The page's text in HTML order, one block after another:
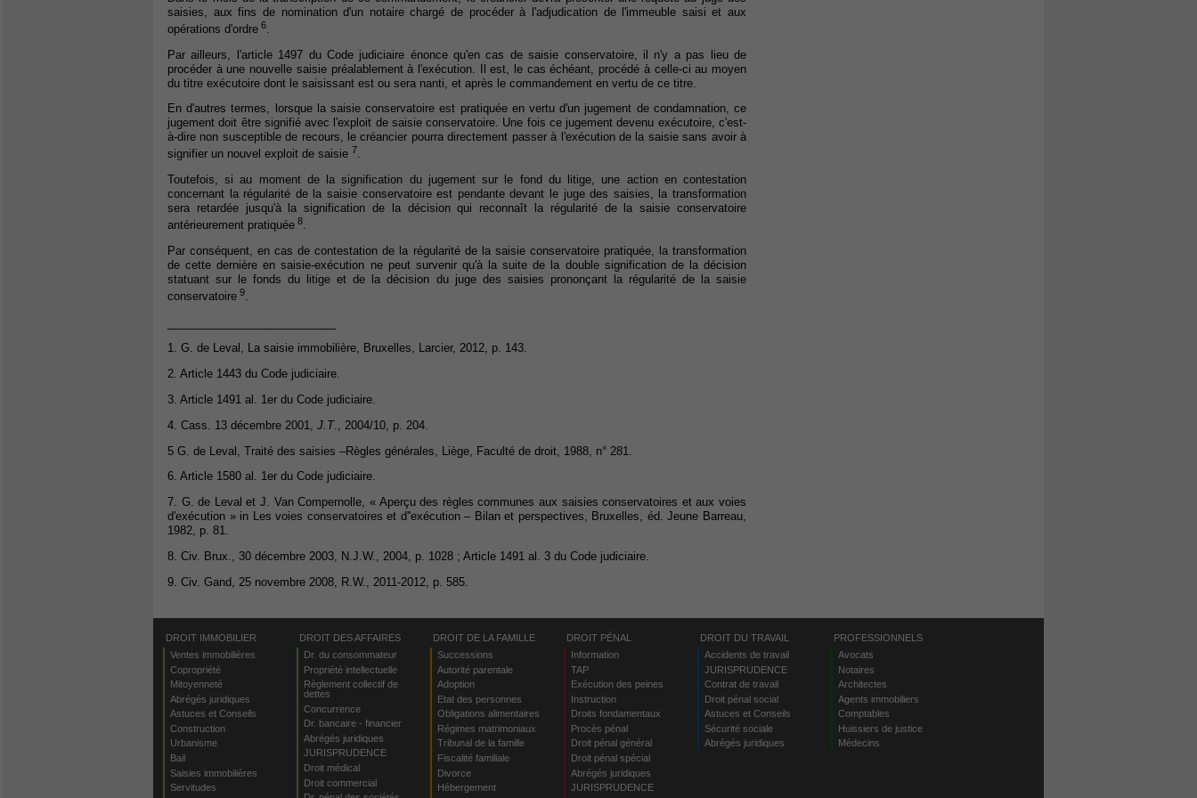
saisies, aux fins de nomination d'un notaire chargé de procéder à l'adjudication de l'immeuble saisi et aux
opérations d'ordre 6
Par ailleurs, l'article 1497 du Code judiciaire énonce qu'en cas de saisie conservatoire, il n'y a pas lieu de
procéder à une nouvelle saisie préalablement à l'exécution. Il est, le cas échéant, procédé à celle-ci au moyen
du titre exécutoire dont le saisissant est ou sera nanti, et après le commandement en vertu de ce titre.
En d'autres termes, lorsque la saisie conservatoire est pratiquée en vertu d'un jugement de condamnation, ce
jugement doit être signifié avec l'exploit de saisie conservatoire. Une fois ce jugement devenu exécutoire, c'est-
à-dire non susceptible de recours, le créancier pourra directement passer à l'exécution de la saisie sans avoir à
signifier un nouvel exploit de saisie 7.
Toutefois, si au moment de la signification du jugement sur le fond du litige, une action en contestation
concernant la régularité de la saisie conservatoire est pendante devant le juge des saisies, la transformation
sera retardée jusqu'à la signification de la décision qui reconnaît la régularité de la saisie conservatoire
antérieurement pratiquée 8.
Par conséquent, en cas de contestation de la régularité de la saisie conservatoire pratiquée, la transformation
de cette dernière en saisie-exécution ne peut survenir qu'à la suite de la double signification de la décision
statuant sur le fonds du litige et de la décision du juge des saisies prononçant la régularité de la saisie
conservatoire 9.
1. G. de Leval, La saisie immobilière, Bruxelles, Larcier, 2012, p. 143.
2. Article 1443 du Code judiciaire.
3. Article 1491 al. 1er du Code judiciaire.
4. Cass. 13 décembre 2001,
J.T., 2004/10, p. 204.
5 G. de Leval, Traité des saisies –Règles générales, Liège, Faculté de droit, 1988, n° 281.
6. Article 1580 al. 1er du Code judiciaire.
7. G. de Leval et J. Van Compernolle, « Aperçu des règles communes aux saisies conservatoires et aux voies
d'exécution » in Les voies conservatoires et d''exécution – Bilan et perspectives, Bruxelles, éd. Jeune Barreau,
1982, p. 81.
8. Civ. Brux., 30 décembre 2003, N.J.W., 2004, p. 1028 ; Article 1491 al. 3 du Code judiciaire.
9. Civ. Gand, 25 novembre 2008, R.W., 2011-2012, p. 585.
DROIT IMMOBILIER
Ventes immobilières
Copropriété
Mitoyenneté
Abrégés juridiques
Astuces et Conseils
Construction
Urbanisme
Bail
Saisies immobilières
Servitudes
DROIT DES AFFAIRES
Dr. du consommateur
Propriété intellectuelle
Règlement collectif de
dettes
Concurrence
Dr. bancaire - financier
Abrégés juridiques
JURISPRUDENCE
Droit médical
Droit commercial
DROIT DE LA FAMILLE
Successions
Autorité parentale
Adoption
Etat des personnes
Obligations alimentaires
Régimes matrimoniaux
Tribunal de la famille
Fiscalité familiale
Divorce
Hébergement
DROIT PÉNAL
Information
TAP
Exécution des peines
Instruction
Droits fondamentaux
Procès pénal
Droit pénal général
Droit pénal spécial
Abrégés juridiques
JURISPRUDENCE
DROIT DU TRAVAIL
Accidents de travail
JURISPRUDENCE
Contrat de travail
Droit pénal social
Astuces et Conseils
Sécurité sociale
Abrégés juridiques
PROFESSIONNELS
Avocats
Notaires
Architectes
Agents immobiliers
Comptables
Huissiers de justice
Médecins